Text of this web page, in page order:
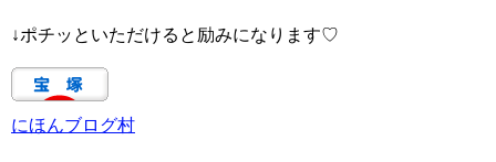
↓ポチッといただけると励みになります♡
にほんブログ村